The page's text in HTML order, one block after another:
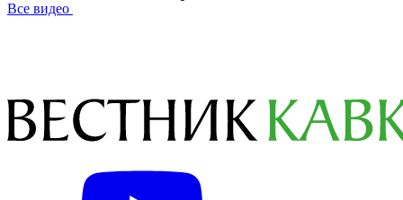
Все видео